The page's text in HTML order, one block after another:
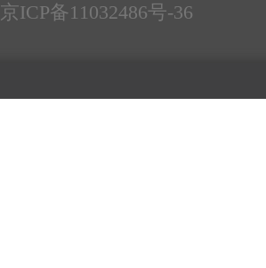
京ICP备11032486号-36